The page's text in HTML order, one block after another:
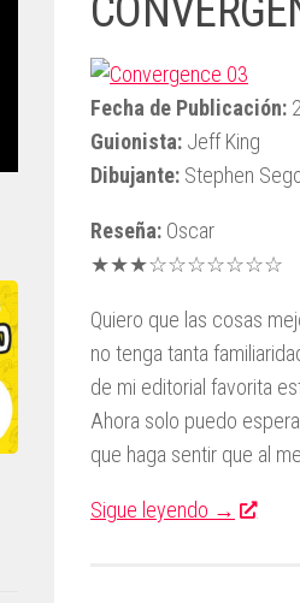
Fecha de Publicación:
Guionista: Jeff King
Dibujante: Stephen
Reseña: Oscar
★★★☆☆☆☆☆☆☆
Quiero que las cosas
no tenga tanta
de mi editorial favorita
Ahora solo puedo
que haga sentir que al
Sigue leyendo →